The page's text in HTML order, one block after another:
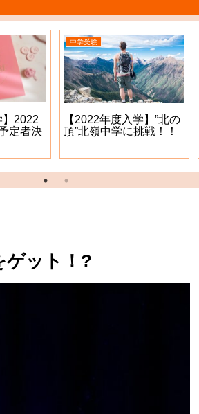
】2022
定者決
中学受験
【2022年度入学】”北の
頂”北嶺中学に挑戦！！
ゲット！?